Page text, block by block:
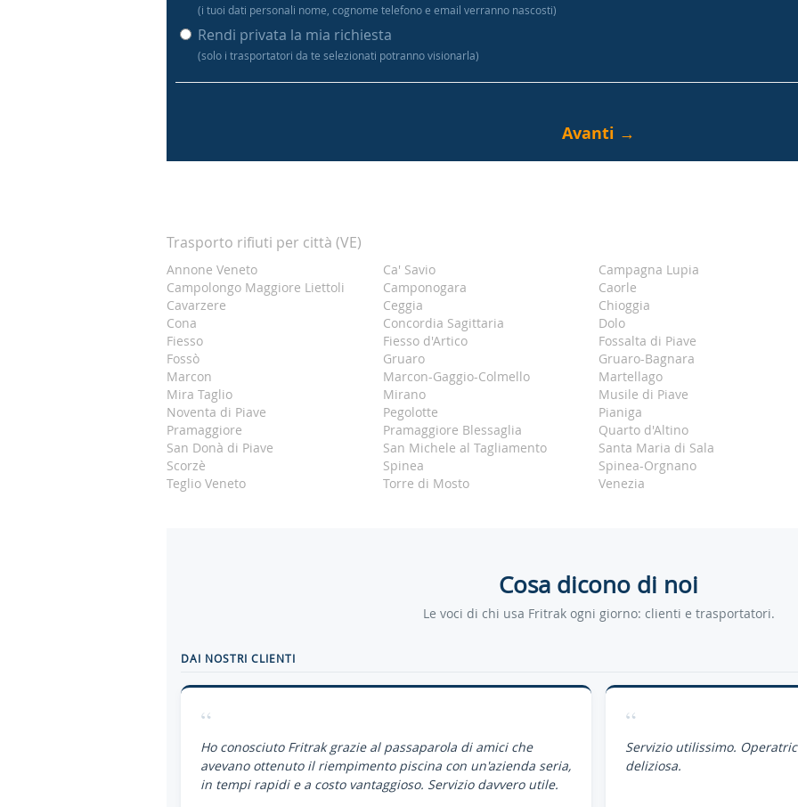
(i tuoi dati personali nome, cognome telefono e email verranno nascosti)
Rendi privata la mia richiesta
(solo i trasportatori da te selezionati potranno visionarla)
Trasporto rifiuti per città (VE)
Annone Veneto Ca' Savio Campagna Lupia
Campolongo Maggiore Liettoli
Camponogara Caorle
Cavarzere
Ceggia Chioggia
Cona
Concordia Sagittaria Dolo
Fiesso
Fiesso d'Artico Fossalta di Piave
Fossò
Gruaro Gruaro-Bagnara
Marcon
Marcon-Gaggio-Colmello Martellago
Mira Taglio
Mirano Musile di Piave
Noventa di Piave
Pegolotte Pianiga
Pramaggiore
Pramaggiore Blessaglia Quarto d'Altino
San Donà di Piave
San Michele al Tagliamento Santa Maria di Sala
Scorzè
Spinea Spinea-Orgnano
Teglio Veneto
Torre di Mosto Venezia
Cosa dicono di noi
Le voci di chi usa Fritrak ogni giorno: clienti e trasportatori.
DAI NOSTRI CLIENTI
“
Ho conosciuto Fritrak grazie al passaparola di amici che
avevano ottenuto il riempimento piscina con un'azienda seria,
in tempi rapidi e a costo vantaggioso. Servizio davvero utile.
“
Servizio utilissimo.
deliziosa.